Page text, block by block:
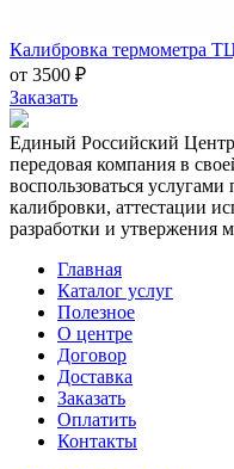
Калибровка термометра
от 3500 ₽
Заказать
Единый Российский
передовая компания в
воспользоваться
калибровки, аттестации
разработки и утвержения
Главная
Каталог услуг
Полезное
О центре
Договор
Доставка
Заказать
Оплатить
Контакты